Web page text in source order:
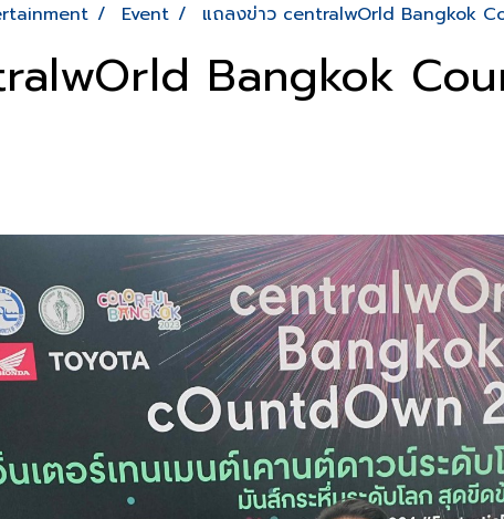
Event แถลงข่าว centralwOrld Bangkok
Bangkok